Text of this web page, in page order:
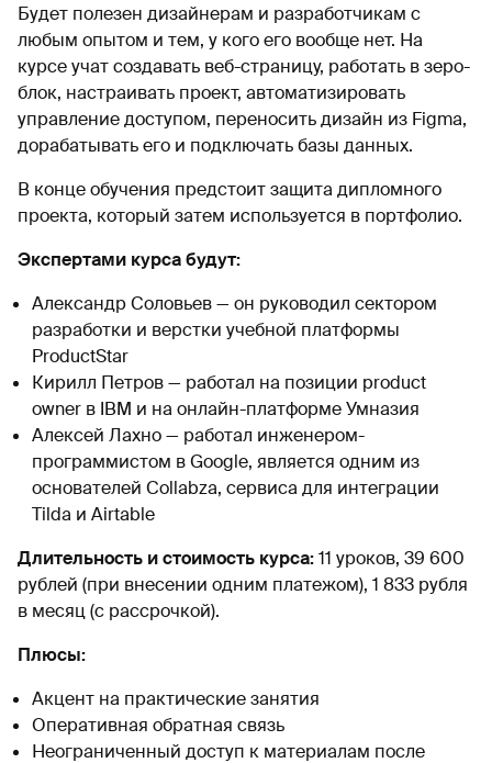
Будет полезен дизайнерам и разработчикам с
любым опытом и тем, у кого его вообще нет. На
курсе учат создавать веб-страницу, работать в зеро-
блок, настраивать проект, автоматизировать
управление доступом, переносить дизайн из Figma,
дорабатывать его и подключать базы данных.
В конце обучения предстоит защита дипломного
проекта, который затем используется в портфолио.
Экспертами курса будут:
Александр Соловьев — он руководил сектором
разработки и верстки учебной платформы
ProductStar
Кирилл Петров — работал на позиции product
owner в IBM и на онлайн-платформе Умназия
Алексей Лахно — работал инженером-
программистом в Google, является одним из
основателей Collabza, сервиса для интеграции
Tilda и Airtable
Длительность и стоимость курса:11 уроков, 39 600
рублей (при внесении одним платежом), 1 833 рубля
в месяц (с рассрочкой).
Плюсы:
Акцент на практические занятия
Оперативная обратная связь
Неограниченный доступ к материалам после